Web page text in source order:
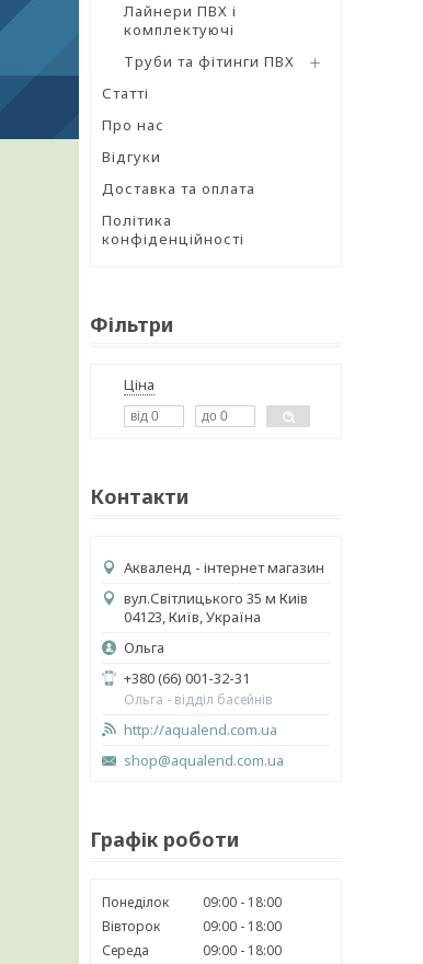
Лайнери ПВХ і
комплектуючі
Труби та фітинги ПВХ
Статті
Про нас
Відгуки
Доставка та оплата
Політика
конфіденційності
Фільтри
Ціна
Контакти
Акваленд - інтернет магазин
вул.Світлицького 35 м Киів
04123, Київ, Україна
Ольга
+380 (66) 001-32-31
Ольга - відділ басейнів
http://aqualend.com.ua
shop@aqualend.com.ua
Графік роботи
Понеділок 09:00
18:00
Вівторок
09:00
18:00
Середа
09:00
18:00